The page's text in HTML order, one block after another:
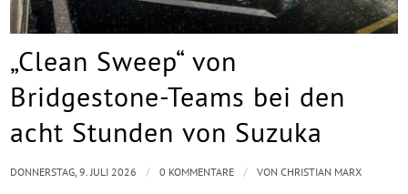
„Clean Sweep“ von
Bridgestone-Teams bei den
acht Stunden von Suzuka
DONNERSTAG, 9. JULI 2026 / 0 KOMMENTARE / VONCHRISTIAN MARX